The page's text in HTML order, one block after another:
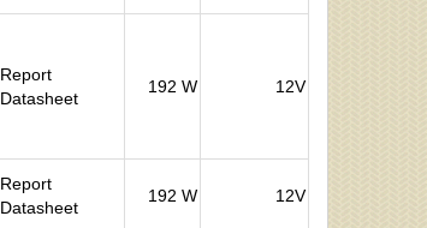
Report
Datasheet
192 W 12V
Report
Datasheet
192 W 12V